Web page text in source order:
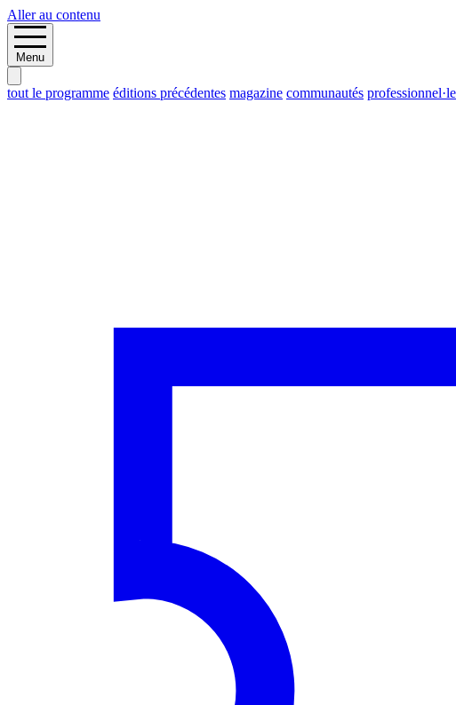
Aller au contenu
Menu
tout le programme éditions précédentes magazine communautés